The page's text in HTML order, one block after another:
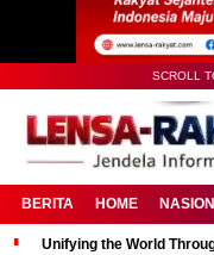
SCROLL
BERITA HOME
Unifying the World